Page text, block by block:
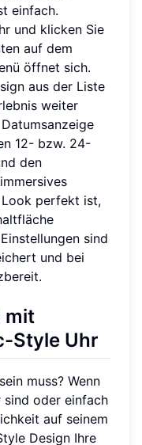
einfach.
und klicken Sie
auf dem
öffnet sich.
aus der Liste
weiter
12- bzw. 24-
den
Look perfekt ist,
sind
und bei
mit
Style Uhr
muss? Wenn
sind oder einfach
auf seinem
Design Ihre